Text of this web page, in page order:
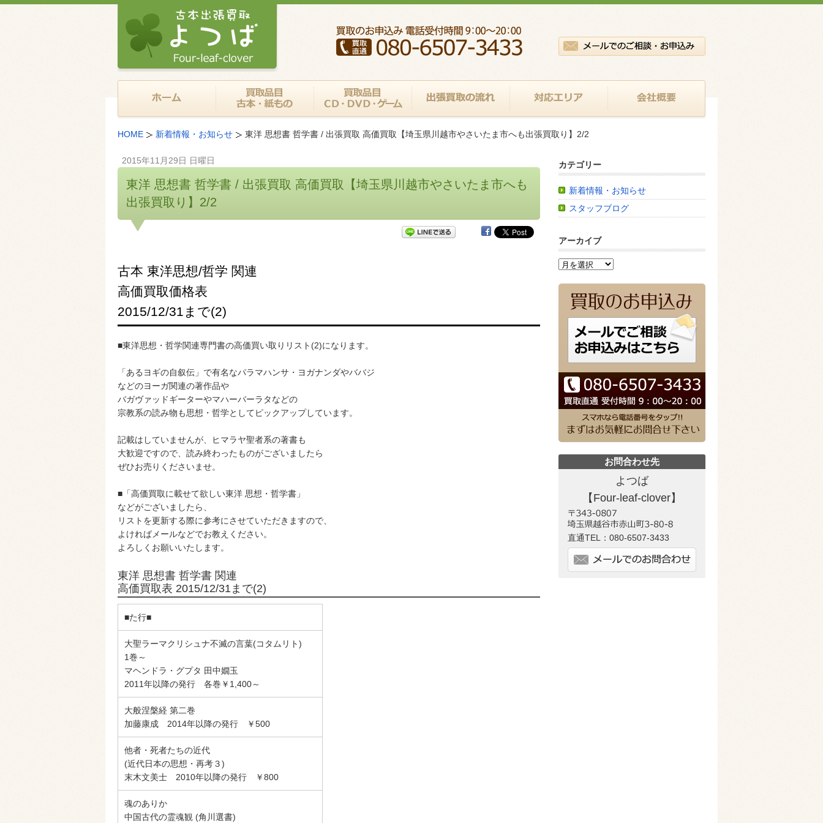
HOME 新着情報・お知らせ 東洋 思想書 哲学書 / 出張買取 高価買取【埼玉県川越市やさいたま市へも出張買取り】2/2
2015年11月29日 日曜日
東洋 思想書 哲学書 / 出張買取 高価買取【埼玉県川越市やさいたま市へも
出張買取り】2/2
古本 東洋思想/哲学 関連
高価買取価格表
2015/12/31まで(2)
■東洋思想・哲学関連専門書の高価買い取りリスト(2)になります。
「あるヨギの自叙伝」で有名なパラマハンサ・ヨガナンダやババジ
などのヨーガ関連の著作品や
バガヴァッドギーターやマハーバーラタなどの
宗教系の読み物も思想・哲学としてピックアップしています。
記載はしていませんが、ヒマラヤ聖者系の著書も
大歓迎ですので、読み終わったものがございましたら
ぜひお売りくださいませ。
■「高価買取に載せて欲しい東洋 思想・哲学書」
などがございましたら、
リストを更新する際に参考にさせていただきますので、
よければメールなどでお教えください。
よろしくお願いいたします。
東洋 思想書 哲学書 関連
高価買取表 2015/12/31まで(2)
■た行■
大聖ラーマクリシュナ不滅の言葉(コタムリト)
1巻～
マヘンドラ・グプタ 田中嫺玉
2011年以降の発行 各巻￥1,400～
大般涅槃経 第二巻
加藤康成 2014年以降の発行 ￥500
他者・死者たちの近代
(近代日本の思想・再考３)
末木文美士 2010年以降の発行 ￥800
魂のありか
中国古代の霊魂観 (角川選書)
カテゴリー
新着情報・お知らせ
スタッフブログ
アーカイブ
お問合わせ先
よつば
【Four-leaf-clover】
直通TEL： 080-6507-3433